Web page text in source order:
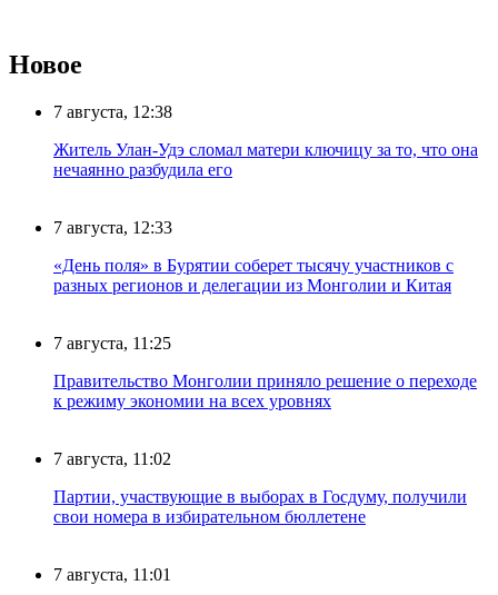
Новое
7 августа, 12:38
Житель Улан-Удэ сломал матери ключицу за то, что она
нечаянно разбудила его
7 августа, 12:33
«День поля» в Бурятии соберет тысячу участников с
разных регионов и делегации из Монголии и Китая
7 августа, 11:25
Правительство Монголии приняло решение о переходе
к режиму экономии на всех уровнях
7 августа, 11:02
Партии, участвующие в выборах в Госдуму, получили
свои номера в избирательном бюллетене
7 августа, 11:01